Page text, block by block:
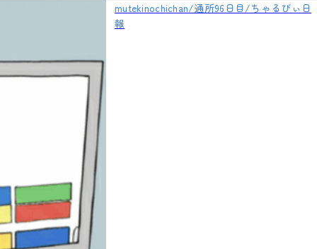
mutekinochichan/通所96日目/ちゃるびぃ日
報